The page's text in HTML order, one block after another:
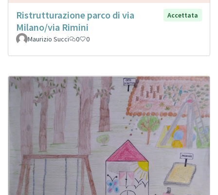
Ristrutturazione parco di via
Milano/via Rimini
Accettata
Maurizio Succi 0 0